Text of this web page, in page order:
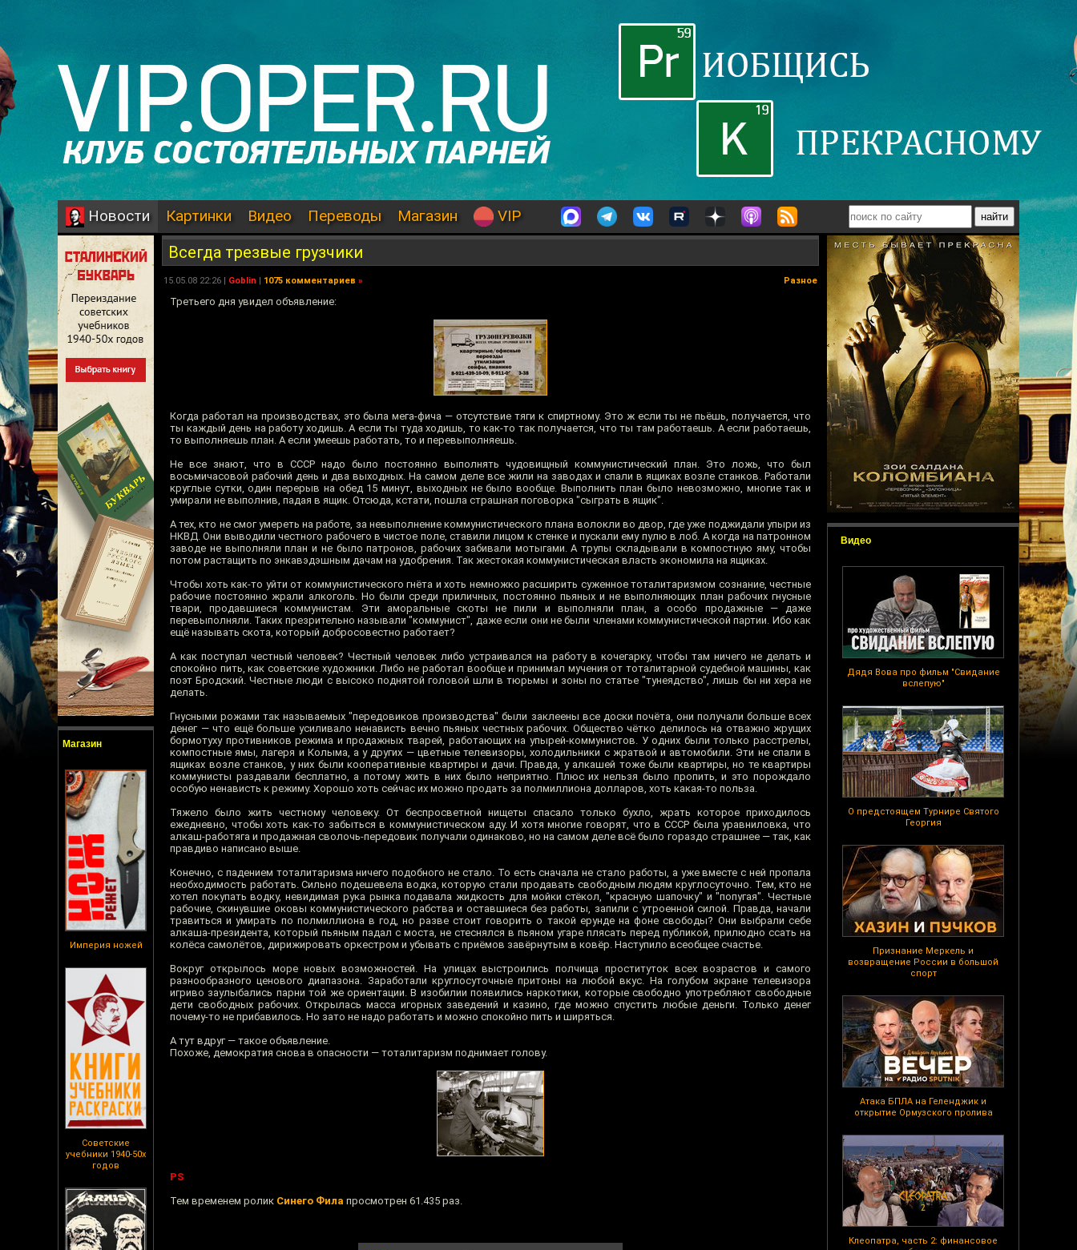
Новости Картинки Видео Переводы Магазин VIP
Магазин
Империя ножей
Советские
учебники 1940-50х
годов
Видео
Дядя Вова про фильм "Свидание
вслепую"
О предстоящем Турнире Святого
Георгия
Признание Меркель и
возвращение России в большой
спорт
Атака БПЛА на Геленджик и
открытие Ормузского пролива
Клеопатра, часть 2: финансовое
Всегда трезвые грузчики
15.05.08 22:26 | Goblin | 1075 комментариев » Разное
Третьего дня увидел объявление:
Когда работал на производствах, это была мега-фича — отсутствие тяги к спиртному. Это ж если ты не пьёшь, получается, что
ты каждый день на работу ходишь. А если ты туда ходишь, то как-то так получается, что ты там работаешь. А если работаешь,
то выполняешь план. А если умеешь работать, то и перевыполняешь.
Не все знают, что в СССР надо было постоянно выполнять чудовищный коммунистический план. Это ложь, что был
восьмичасовой рабочий день и два выходных. На самом деле все жили на заводах и спали в ящиках возле станков. Работали
круглые сутки, один перерыв на обед 15 минут, выходных не было вообще. Выполнить план было невозможно, многие так и
умирали не выполнив, падая в ящик. Отсюда, кстати, пошла страшная поговорка "сыграть в ящик".
А тех, кто не смог умереть на работе, за невыполнение коммунистического плана волокли во двор, где уже поджидали упыри из
НКВД. Они выводили честного рабочего в чистое поле, ставили лицом к стенке и пускали ему пулю в лоб. А когда на патронном
заводе не выполняли план и не было патронов, рабочих забивали мотыгами. А трупы складывали в компостную яму, чтобы
потом растащить по энкавэдэшным дачам на удобрения. Так жестокая коммунистическая власть экономила на ящиках.
Чтобы хоть как-то уйти от коммунистического гнёта и хоть немножко расширить суженное тоталитаризмом сознание, честные
рабочие постоянно жрали алкоголь. Но были среди приличных, постоянно пьяных и не выполняющих план рабочих гнусные
твари, продавшиеся коммунистам. Эти аморальные скоты не пили и выполняли план, а особо продажные — даже
перевыполняли. Таких презрительно называли "коммунист", даже если они не были членами коммунистической партии. Ибо как
ещё называть скота, который добросовестно работает?
А как поступал честный человек? Честный человек либо устраивался на работу в кочегарку, чтобы там ничего не делать и
спокойно пить, как советские художники. Либо не работал вообще и принимал мучения от тоталитарной судебной машины, как
поэт Бродский. Честные люди с высоко поднятой головой шли в тюрьмы и зоны по статье "тунеядство", лишь бы ни хера не
делать.
Гнусными рожами так называемых "передовиков производства" были заклеены все доски почёта, они получали больше всех
денег — что ещё больше усиливало ненависть вечно пьяных честных рабочих. Общество чётко делилось на отважно жрущих
бормотуху противников режима и продажных тварей, работающих на упырей-коммунистов. У одних были только расстрелы,
компостные ямы, лагеря и Колыма, а у других — цветные телевизоры, холодильники с жратвой и автомобили. Эти не спали в
ящиках возле станков, у них были кооперативные квартиры и дачи. Правда, у алкашей тоже были квартиры, но те квартиры
коммунисты раздавали бесплатно, а потому жить в них было неприятно. Плюс их нельзя было пропить, и это порождало
особую ненависть к режиму. Хорошо хоть сейчас их можно продать за полмиллиона долларов, хоть какая-то польза.
Тяжело было жить честному человеку. От беспросветной нищеты спасало только бухло, жрать которое приходилось
ежедневно, чтобы хоть как-то забыться в коммунистическом аду. И хотя многие говорят, что в СССР была уравниловка, что
алкаш-работяга и продажная сволочь-передовик получали одинаково, но на самом деле всё было гораздо страшнее — так, как
правдиво написано выше.
Конечно, с падением тоталитаризма ничего подобного не стало. То есть сначала не стало работы, а уже вместе с ней пропала
необходимость работать. Сильно подешевела водка, которую стали продавать свободным людям круглосуточно. Тем, кто не
хотел покупать водку, невидимая рука рынка подавала жидкость для мойки стёкол, "красную шапочку" и "попугая". Честные
рабочие, скинувшие оковы коммунистического рабства и оставшиеся без работы, запили с утроенной силой. Правда, начали
травиться и умирать по полмиллиона в год, но разве стоит говорить о такой ерунде на фоне свободы? Они выбрали себе
алкаша-президента, который пьяным падал с моста, не стеснялся в пьяном угаре плясать перед публикой, прилюдно ссать на
колёса самолётов, дирижировать оркестром и убывать с приёмов завёрнутым в ковёр. Наступило всеобщее счастье.
Вокруг открылось море новых возможностей. На улицах выстроились полчища проституток всех возрастов и самого
разнообразного ценового диапазона. Заработали круглосуточные притоны на любой вкус. На голубом экране телевизора
игриво заулыбались парни той же ориентации. В изобилии появились наркотики, которые свободно употребляют свободные
дети свободных рабочих. Открылась масса игорных заведений и казино, где можно спустить любые деньги. Только денег
почему-то не прибавилось. Но зато не надо работать и можно спокойно пить и ширяться.
А тут вдруг — такое объявление.
Похоже, демократия снова в опасности — тоталитаризм поднимает голову.
PS
Тем временем ролик Синего Фила просмотрен 61.435 раз.